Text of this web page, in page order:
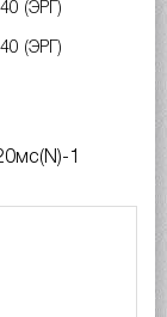
(ЭРГ)
(ЭРГ)
1